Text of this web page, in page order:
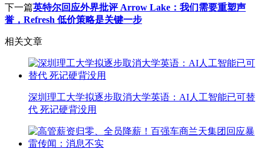
下一篇英特尔回应外界批评 Arrow Lake：我们需要重塑声
誉，Refresh 低价策略是关键一步
相关文章
深圳理工大学拟逐步取消大学英语：AI人工智能已可替
代 死记硬背没用